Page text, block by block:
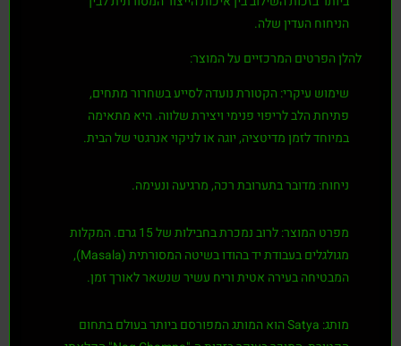
הניחוח העדין שלה.
להלן הפרטים המרכזיים על המוצר:
שימוש עיקרי: הקטורת נועדה לסייע בשחרור מתחים,
פתיחת הלב לריפוי פנימי ויצירת שלווה. היא מתאימה
במיוחד לזמן מדיטציה, יוגה או לניקוי אנרגטי של הבית.
ניחוח: מדובר בתערובת רכה, מרגיעה ונעימה.
מפרט המוצר: לרוב נמכרת בחבילות של 15 גרם. המקלות
מגולגלים בעבודת יד בהודו בשיטה המסורתית (Masala),
המבטיחה בעירה אטית וריח עשיר שנשאר לאורך זמן.
מותג: Satya הוא המותג המפורסם ביותר בעולם בתחום